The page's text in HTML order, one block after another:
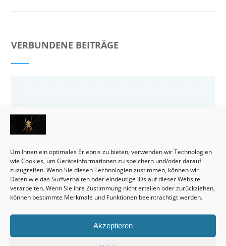
Um Ihnen ein optimales Erlebnis zu bieten, verwenden wir Technologien
wie Cookies, um Geräteinformationen zu speichern und/oder darauf
zuzugreifen. Wenn Sie diesen Technologien zustimmen, können wir
Daten wie das Surfverhalten oder eindeutige IDs auf dieser Website
verarbeiten. Wenn Sie ihre Zustimmung nicht erteilen oder zurückziehen,
können bestimmte Merkmale und Funktionen beeinträchtigt werden.
Akzeptieren
VERBUNDENE BEITRÄGE
Doppelhaushälften sind und bleiben in der Tat eine
vielversprechende Kapitalanlage.